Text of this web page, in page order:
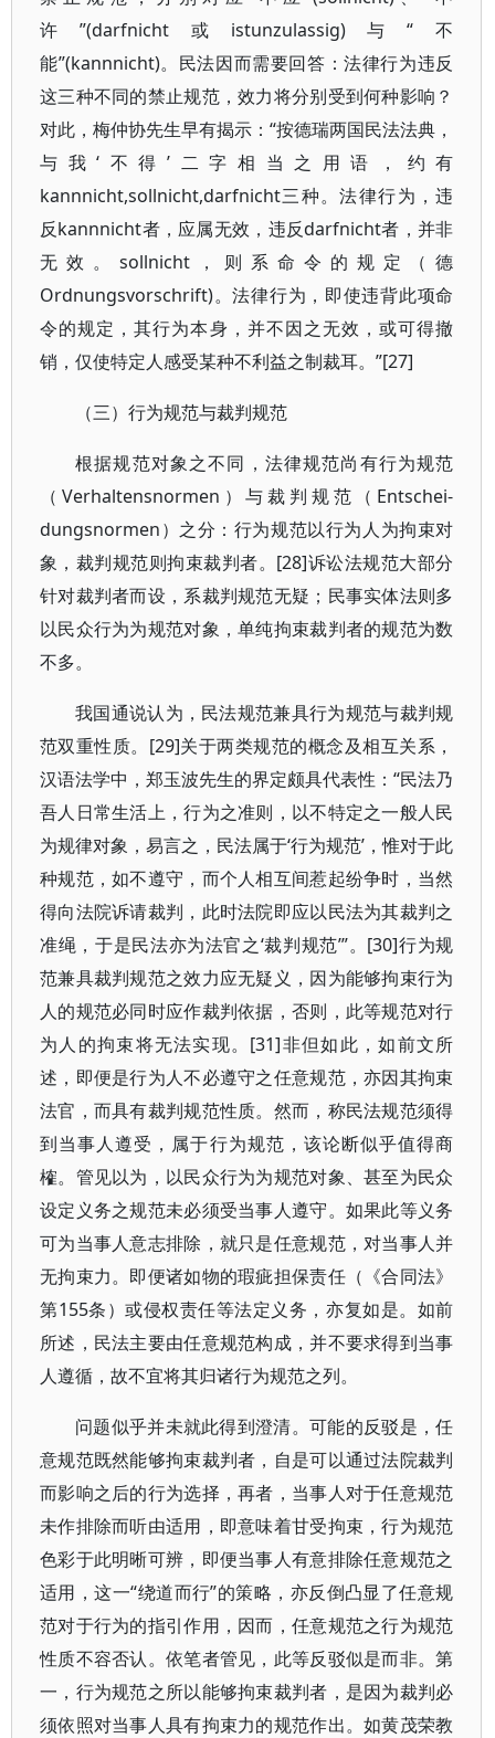
许”(darfnicht或istunzulassig)与“不
能”(kannnicht)。民法因而需要回答：法律行为违反
这三种不同的禁止规范，效力将分别受到何种影响？
对此，梅仲协先生早有揭示：“按德瑞两国民法法典，
与我‘不得’二字相当之用语，约有
kannnicht,sollnicht,darfnicht三种。法律行为，违
反kannnicht者，应属无效，违反darfnicht者，并非
无效。sollnicht，则系命令的规定（德
Ordnungsvorschrift)。法律行为，即使违背此项命
令的规定，其行为本身，并不因之无效，或可得撤
销，仅使特定人感受某种不利益之制裁耳。”[27]
（三）行为规范与裁判规范
根据规范对象之不同，法律规范尚有行为规范
（Verhaltensnormen）与裁判规范（Entschei-
dungsnormen）之分：行为规范以行为人为拘束对
象，裁判规范则拘束裁判者。[28]诉讼法规范大部分
针对裁判者而设，系裁判规范无疑；民事实体法则多
以民众行为为规范对象，单纯拘束裁判者的规范为数
不多。
我国通说认为，民法规范兼具行为规范与裁判规
范双重性质。[29]关于两类规范的概念及相互关系，
汉语法学中，郑玉波先生的界定颇具代表性：“民法乃
吾人日常生活上，行为之准则，以不特定之一般人民
为规律对象，易言之，民法属于‘行为规范’，惟对于此
种规范，如不遵守，而个人相互间惹起纷争时，当然
得向法院诉请裁判，此时法院即应以民法为其裁判之
准绳，于是民法亦为法官之‘裁判规范’”。[30]行为规
范兼具裁判规范之效力应无疑义，因为能够拘束行为
人的规范必同时应作裁判依据，否则，此等规范对行
为人的拘束将无法实现。[31]非但如此，如前文所
述，即便是行为人不必遵守之任意规范，亦因其拘束
法官，而具有裁判规范性质。然而，称民法规范须得
到当事人遵受，属于行为规范，该论断似乎值得商
榷。管见以为，以民众行为为规范对象、甚至为民众
设定义务之规范未必须受当事人遵守。如果此等义务
可为当事人意志排除，就只是任意规范，对当事人并
无拘束力。即便诸如物的瑕疵担保责任（《合同法》
第155条）或侵权责任等法定义务，亦复如是。如前
所述，民法主要由任意规范构成，并不要求得到当事
人遵循，故不宜将其归诸行为规范之列。
问题似乎并未就此得到澄清。可能的反驳是，任
意规范既然能够拘束裁判者，自是可以通过法院裁判
而影响之后的行为选择，再者，当事人对于任意规范
未作排除而听由适用，即意味着甘受拘束，行为规范
色彩于此明晰可辨，即便当事人有意排除任意规范之
适用，这一“绕道而行”的策略，亦反倒凸显了任意规
范对于行为的指引作用，因而，任意规范之行为规范
性质不容否认。依笔者管见，此等反驳似是而非。第
一，行为规范之所以能够拘束裁判者，是因为裁判必
须依照对当事人具有拘束力的规范作出。如黄茂荣教